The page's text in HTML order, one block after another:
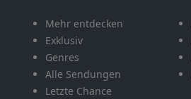
Mehr entdecken
Exklusiv
Genres
Alle Sendungen
Letzte Chance